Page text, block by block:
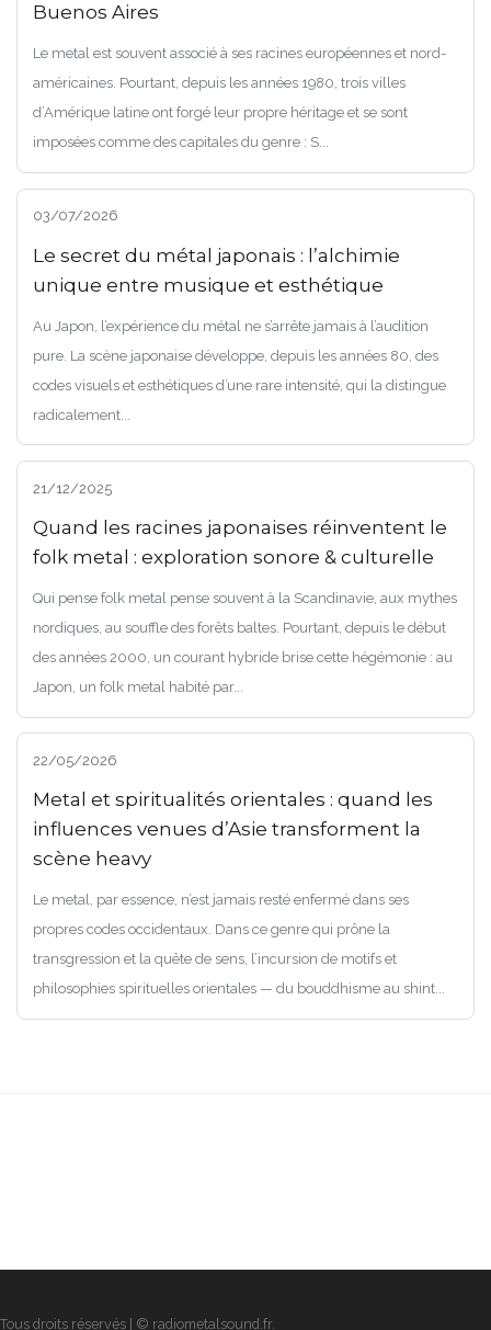
Buenos Aires
Le metal est souvent associé à ses racines européennes et nord-
américaines. Pourtant, depuis les années 1980, trois villes
d’Amérique latine ont forgé leur propre héritage et se sont
imposées comme des capitales du genre : S...
03/07/2026
Le secret du métal japonais : l’alchimie
unique entre musique et esthétique
Au Japon, l’expérience du métal ne s’arrête jamais à l’audition
pure. La scène japonaise développe, depuis les années 80, des
codes visuels et esthétiques d’une rare intensité, qui la distingue
radicalement...
21/12/2025
Quand les racines japonaises réinventent le
folk metal : exploration sonore & culturelle
Qui pense folk metal pense souvent à la Scandinavie, aux mythes
nordiques, au souffle des forêts baltes. Pourtant, depuis le début
des années 2000, un courant hybride brise cette hégémonie : au
Japon, un folk metal habité par...
22/05/2026
Metal et spiritualités orientales : quand les
influences venues d’Asie transforment la
scène heavy
Le metal, par essence, n’est jamais resté enfermé dans ses
propres codes occidentaux. Dans ce genre qui prône la
transgression et la quête de sens, l’incursion de motifs et
philosophies spirituelles orientales — du bouddhisme au shint...
Tous droits réservés | © radiometalsound.fr.